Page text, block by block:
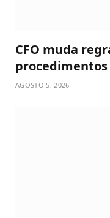
CFO muda
AGOSTO 5, 2026